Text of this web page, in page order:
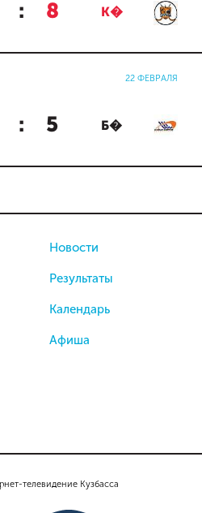
: 8 К�
22 ФЕВРАЛЯ
: 5 Б�
телевидение Кузбасса
Новости
Результаты
Календарь
Афиша